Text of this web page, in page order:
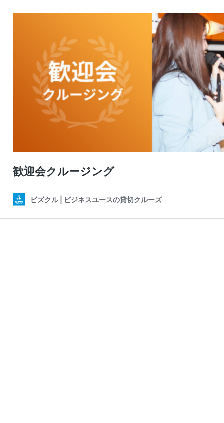
歓迎会クルージング
ビズクル | ビジネスユースの貸切クルーズ